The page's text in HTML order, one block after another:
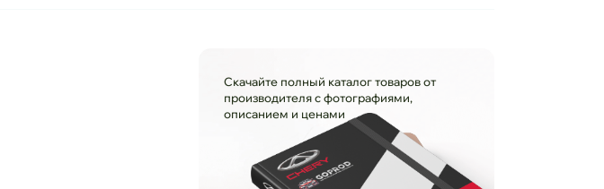
Скачайте полный каталог товаров от
производителя с фотографиями,
описанием и ценами